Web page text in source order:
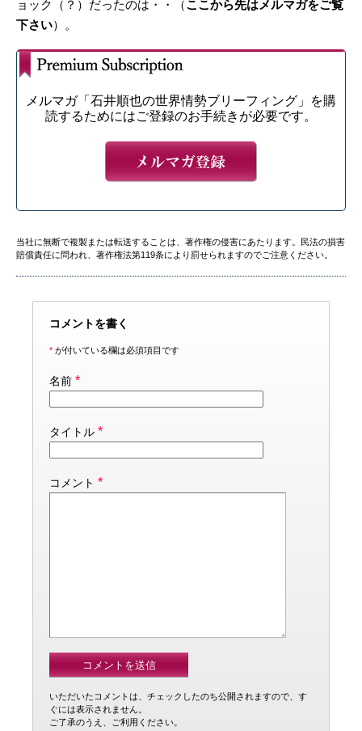
ョック（？）だったのは・・（ここから先はメルマガをご覧
下さい）。
メルマガ「石井順也の世界情勢ブリーフィング」を購
読するためにはご登録のお手続きが必要です。
当社に無断で複製または転送することは、著作権の侵害にあたります。民法の損害
賠償責任に問われ、著作権法第119条により罰せられますのでご注意ください。
コメントを書く
* が付いている欄は必須項目です
名前 *
タイトル *
コメント *
いただいたコメントは、チェックしたのち公開されますので、す
ぐには表示されません。
ご了承のうえ、ご利用ください。